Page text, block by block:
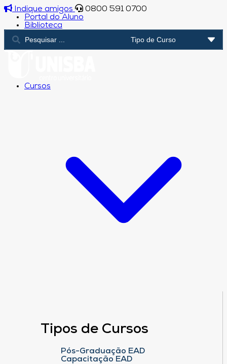
Indique amigos
0800 591 0700
Portal do Aluno
Biblioteca
Cursos
Tipos de Cursos
Pós-Graduação EAD
Capacitação EAD